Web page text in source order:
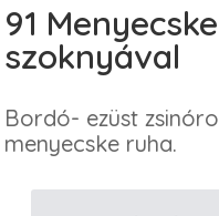
91
szoknyával
Bordó- ezüst
menyecske ruha.